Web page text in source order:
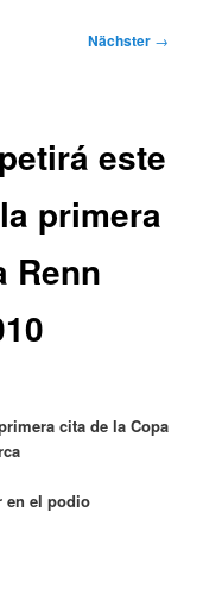
Nächster →
este
primera
Renn
cita de la Copa
en el podio